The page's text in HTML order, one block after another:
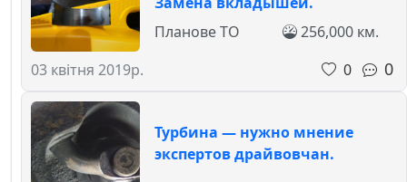
03 квітня 2019р.
Планове ТО
256,000 км.
0
0
Турбина — нужно мнение
экспертов драйвовчан.